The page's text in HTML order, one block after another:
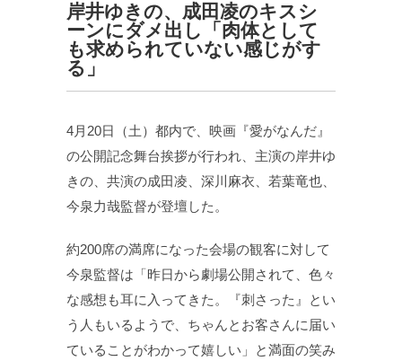
岸井ゆきの、成田凌のキスシ
ーンにダメ出し「肉体として
も求められていない感じがす
る」
4月20日（土）都内で、映画『愛がなんだ』
の公開記念舞台挨拶が行われ、主演の岸井ゆ
きの、共演の成田凌、深川麻衣、若葉竜也、
今泉力哉監督が登壇した。
約200席の満席になった会場の観客に対して
今泉監督は「昨日から劇場公開されて、色々
な感想も耳に入ってきた。『刺さった』とい
う人もいるようで、ちゃんとお客さんに届い
ていることがわかって嬉しい」と満面の笑み